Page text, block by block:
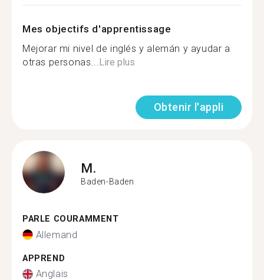
Mes objectifs d'apprentissage
Mejorar mi nivel de inglés y alemán y ayudar a
otras personas...Lire plus
Obtenir l'appli
M.
Baden-Baden
PARLE COURAMMENT
Allemand
APPREND
Anglais